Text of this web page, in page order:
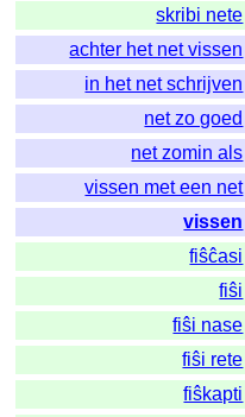
skribi nete
achter het net vissen
in het net schrijven
net zo goed
net zomin als
vissen met een net
vissen
fiŝĉasi
fiŝi
fiŝi nase
fiŝi rete
fiŝkapti